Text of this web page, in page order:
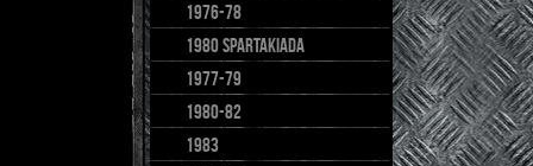
1976-78
1980 spartakiada
1977-79
1980-82
1983